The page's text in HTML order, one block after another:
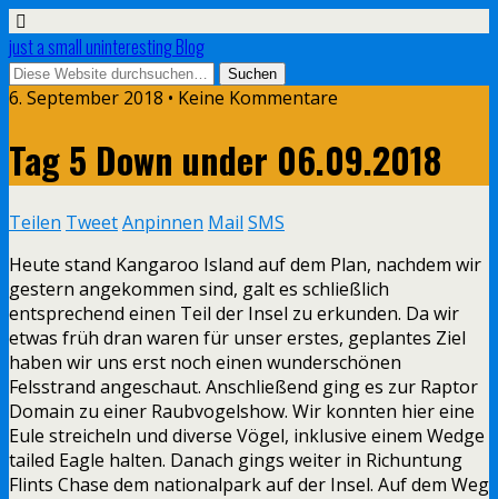
just a small uninteresting Blog
6. September 2018 • Keine Kommentare
Tag 5 Down under 06.09.2018
Teilen TweetAnpinnen Mail SMS
Heute stand Kangaroo Island auf dem Plan, nachdem wir
gestern angekommen sind, galt es schließlich
entsprechend einen Teil der Insel zu erkunden. Da wir
etwas früh dran waren für unser erstes, geplantes Ziel
haben wir uns erst noch einen wunderschönen
Felsstrand angeschaut. Anschließend ging es zur Raptor
Domain zu einer Raubvogelshow. Wir konnten hier eine
Eule streicheln und diverse Vögel, inklusive einem Wedge
tailed Eagle halten. Danach gings weiter in Richuntung
Flints Chase dem nationalpark auf der Insel. Auf dem Weg